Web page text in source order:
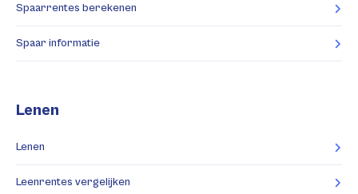
Spaarrentes berekenen
Spaar informatie
Lenen
Lenen
Leenrentes vergelijken